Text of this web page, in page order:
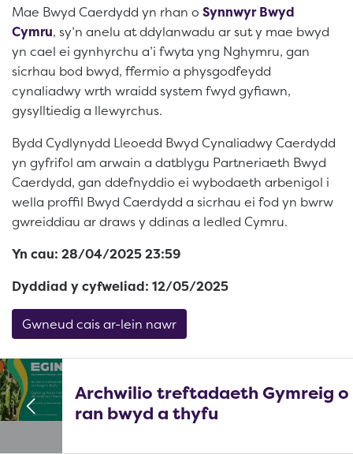
Mae Bwyd Caerdydd yn rhan o Synnwyr Bwyd
Cymru, sy’n anelu at ddylanwadu ar sut y mae bwyd
yn cael ei gynhyrchu a’i fwyta yng Nghymru, gan
sicrhau bod bwyd, ffermio a physgodfeydd
cynaliadwy wrth wraidd system fwyd gyfiawn,
gysylltiedig a llewyrchus.
Bydd Cydlynydd Lleoedd Bwyd Cynaliadwy Caerdydd
yn gyfrifol am arwain a datblygu Partneriaeth Bwyd
Caerdydd, gan ddefnyddio ei wybodaeth arbenigol i
wella proffil Bwyd Caerdydd a sicrhau ei fod yn bwrw
gwreiddiau ar draws y ddinas a ledled Cymru.
Yn cau: 28/04/2025 23:59
Dyddiad y cyfweliad: 12/05/2025
Gwneud cais ar-lein nawr
Archwilio treftadaeth Gymreig o
ran bwyd a thyfu